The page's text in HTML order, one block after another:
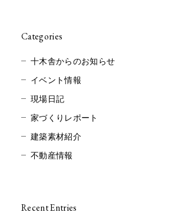
Categories
十木舎からのお知らせ
イベント情報
現場日記
家づくりレポート
建築素材紹介
不動産情報
Recent Entries